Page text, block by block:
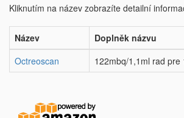
Kliknutím na název zobrazíte detailní
Název Doplněk názvu
Octreoscan
122mbq/1,1ml rad pre